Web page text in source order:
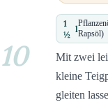
1
½ lRapsöl)
10
Mit zwei
kleine
gleiten